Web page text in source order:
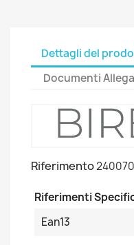
Dettagli del
Documenti
Riferimento
Riferimenti
Ean13